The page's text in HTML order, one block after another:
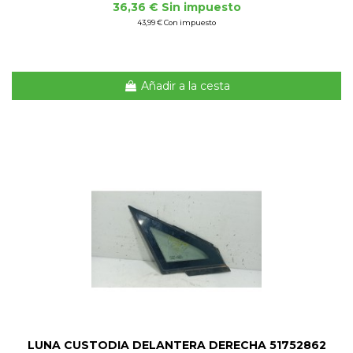
36,36 € Sin impuesto
43,99 € Con impuesto
Añadir a la cesta
LUNA CUSTODIA DELANTERA DERECHA 51752862